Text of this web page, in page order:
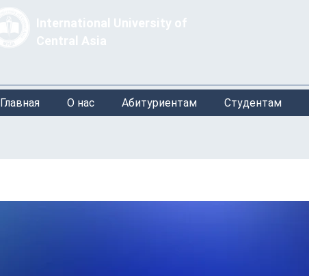
International University of
Central Asia
Главная О нас Абитуриентам Студентам